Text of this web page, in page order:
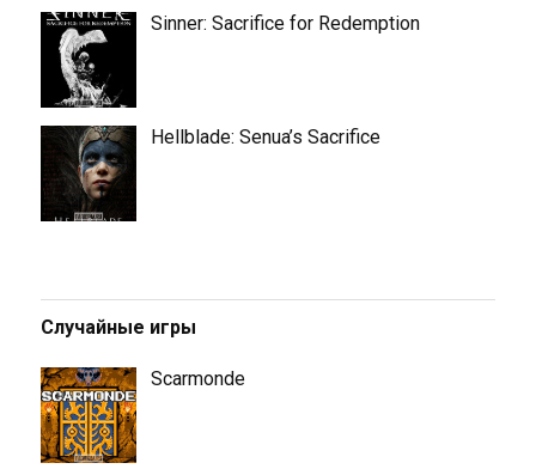
Sinner: Sacrifice for Redemption
Hellblade: Senua’s Sacrifice
Случайные игры
Scarmonde